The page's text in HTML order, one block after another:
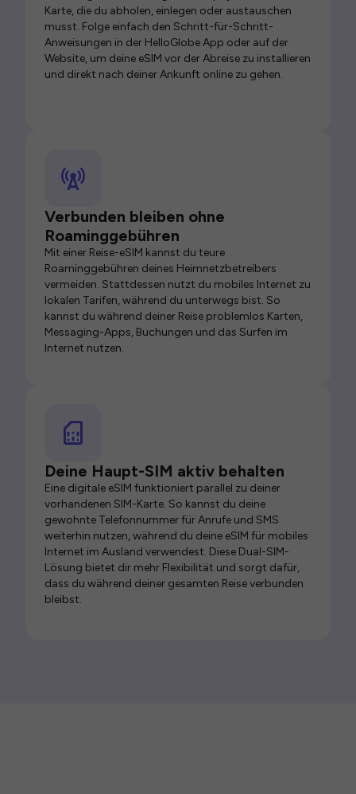
Karte, die du abholen, einlegen oder austauschen
musst. Folge einfach den Schritt-für-Schritt-
Anweisungen in der HelloGlobe App oder auf der
Website, um deine eSIM vor der Abreise zu installieren
und direkt nach deiner Ankunft online zu gehen.
Verbunden bleiben ohne
Roaminggebühren
Mit einer Reise-eSIM kannst du teure
Roaminggebühren deines Heimnetzbetreibers
vermeiden. Stattdessen nutzt du mobiles Internet zu
lokalen Tarifen, während du unterwegs bist. So
kannst du während deiner Reise problemlos Karten,
Messaging-Apps, Buchungen und das Surfen im
Internet nutzen.
Deine Haupt-SIM aktiv behalten
Eine digitale eSIM funktioniert parallel zu deiner
vorhandenen SIM-Karte. So kannst du deine
gewohnte Telefonnummer für Anrufe und SMS
weiterhin nutzen, während du deine eSIM für mobiles
Internet im Ausland verwendest. Diese Dual-SIM-
Lösung bietet dir mehr Flexibilität und sorgt dafür,
dass du während deiner gesamten Reise verbunden
bleibst.